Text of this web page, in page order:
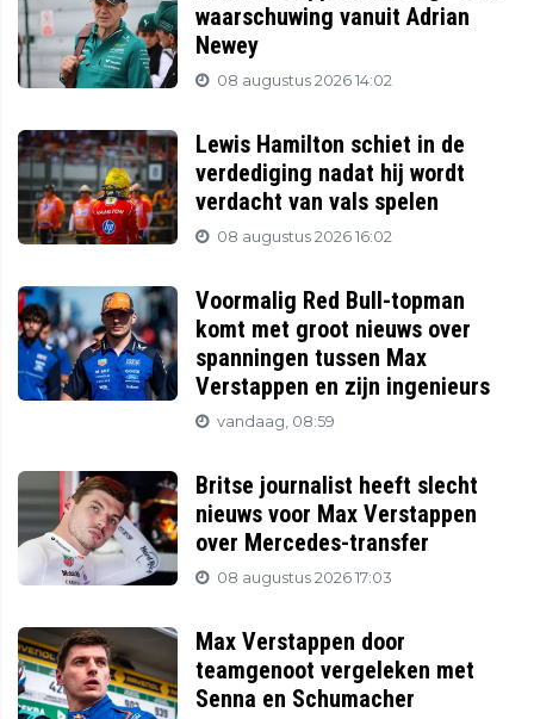
waarschuwing vanuit Adrian
Newey
08 augustus 2026 14:02
Lewis Hamilton schiet in de
verdediging nadat hij wordt
verdacht van vals spelen
08 augustus 2026 16:02
Voormalig Red Bull-topman
komt met groot nieuws over
spanningen tussen Max
Verstappen en zijn ingenieurs
vandaag, 08:59
Britse journalist heeft slecht
nieuws voor Max Verstappen
over Mercedes-transfer
08 augustus 2026 17:03
Max Verstappen door
teamgenoot vergeleken met
Senna en Schumacher